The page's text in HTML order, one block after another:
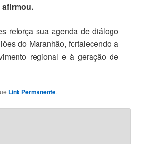
afirmou.
reforça sua agenda de diálogo
do Maranhão, fortalecendo a
regional e à geração de
Link Permanente.